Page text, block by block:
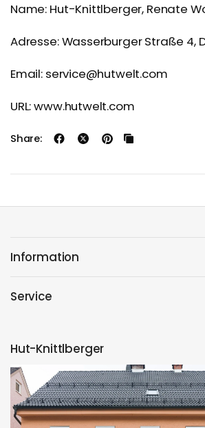
Name: Hut-Knittlberger, Renate
Adresse: Wasserburger Straße 4,
Email: service@hutwelt.com
URL: www.hutwelt.com
Share:
Information
Service
Hut-Knittlberger